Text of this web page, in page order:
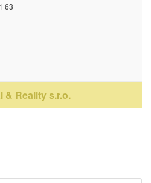
63
& Reality s.r.o.